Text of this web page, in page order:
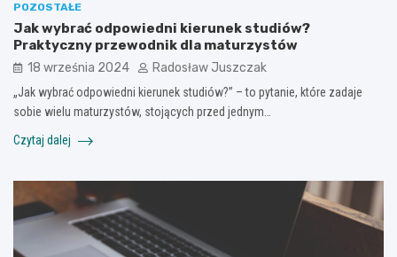
POZOSTAŁE
Jak wybrać odpowiedni kierunek studiów?
Praktyczny przewodnik dla maturzystów
18 września 2024 Radosław Juszczak
„Jak wybrać odpowiedni kierunek studiów?” – to pytanie, które zadaje
sobie wielu maturzystów, stojących przed jednym…
Czytaj dalej